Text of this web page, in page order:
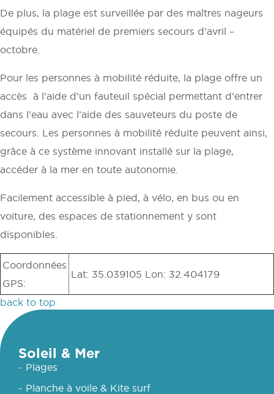
De plus, la plage est surveillée par des maîtres nageurs
équipés du matériel de premiers secours d’avril –
octobre.
Pour les personnes à mobilité réduite, la plage offre un
accès à l’aide d’un fauteuil spécial permettant d’entrer
dans l’eau avec l’aide des sauveteurs du poste de
secours. Les personnes à mobilité réduite peuvent ainsi,
grâce à ce système innovant installé sur la plage,
accéder à la mer en toute autonomie.
Facilement accessible à pied, à vélo, en bus ou en
voiture, des espaces de stationnement y sont
disponibles.
Coordonnées
GPS:
Lat: 35.039105 Lon: 32.404179
back to top
Soleil & Mer
- Plages
- Planche à voile & Kite surf